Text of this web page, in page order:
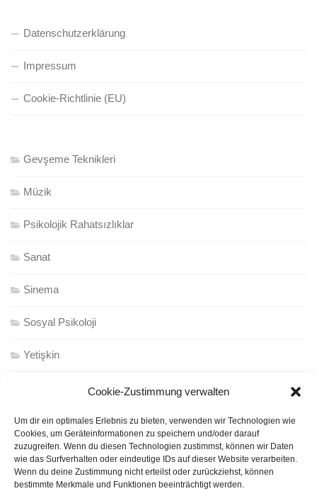
Cookie-Zustimmung verwalten
Um dir ein optimales Erlebnis zu bieten, verwenden wir Technologien wie
Cookies, um Geräteinformationen zu speichern und/oder darauf
zuzugreifen. Wenn du diesen Technologien zustimmst, können wir Daten
wie das Surfverhalten oder eindeutige IDs auf dieser Website verarbeiten.
Wenn du deine Zustimmung nicht erteilst oder zurückziehst, können
bestimmte Merkmale und Funktionen beeinträchtigt werden.
Datenschutzerklärung
Impressum
Cookie-Richtlinie (EU)
Gevşeme Teknikleri
Müzik
Psikolojik Rahatsızlıklar
Sanat
Sinema
Sosyal Psikoloji
Yetişkin